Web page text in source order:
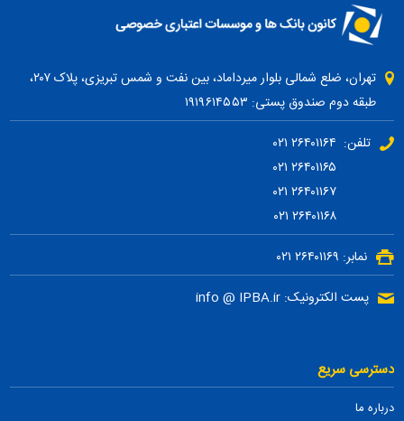
تهران، ضلع شمالی بلوار میرداماد، بین نفت و شمس تبریزی، پلاک ۲۰۷،
طبقه دوم صندوق پستی: ۱۹۱۹۶۱۴۵۵۳
تلفن: ۲۶۴۰۱۱۶۴ ۰۲۱
۲۶۴۰۱۱۶۷ ۰۲۱
۲۶۴۰۱۱۶۸ ۰۲۱
نمابر: ۲۶۴۰۱۱۶۹ ۰۲۱
پست الکترونیک: info @ IPBA.ir
دسترسی سریع
درباره ما